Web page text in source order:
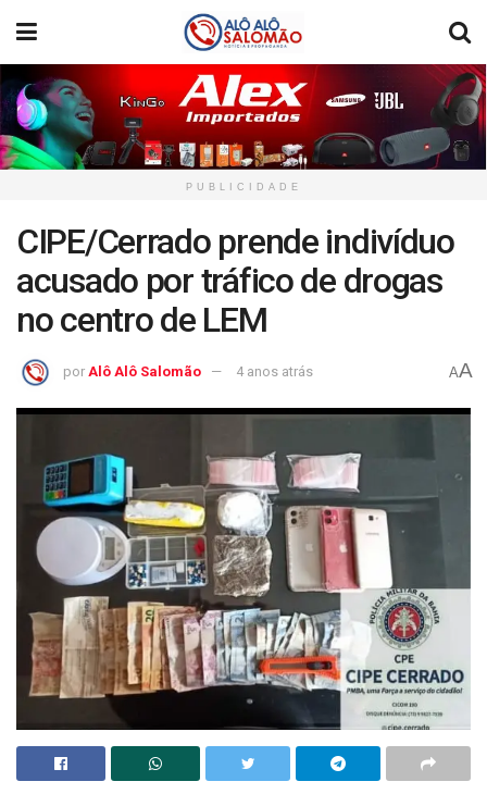
PUBLICIDADE
CIPE/Cerrado prende indivíduo
acusado por tráfico de drogas
no centro de LEM
por Alô Alô Salomão 4 anos atrás AA